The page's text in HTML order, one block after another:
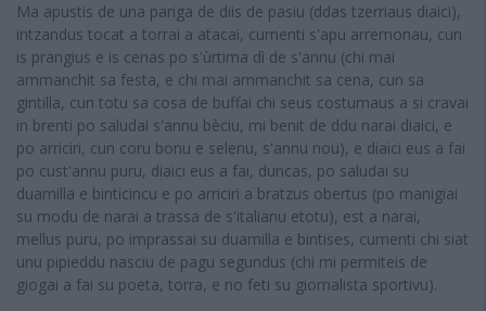
Ma apustis de una pariga de diis de pasiu (ddas tzerriaus diaici),
intzandus tocat a torrai a atacai, cumenti s'apu arremonau, cun
is prangius e is cenas po s'ùrtima dì de s'annu (chi mai
ammanchit sa festa, e chi mai ammanchit sa cena, cun sa
gintilla, cun totu sa cosa de buffai chi seus costumaus a si cravai
in brenti po saludai s'annu bèciu, mi benit de ddu narai diaici, e
po arriciri, cun coru bonu e selenu, s'annu nou), e diaici eus a fai
po cust'annu puru, diaici eus a fai, duncas, po saludai su
duamilla e binticincu e po arriciri a bratzus obertus (po manigiai
su modu de narai a trassa de s'italianu etotu), est a narai,
mellus puru, po imprassai su duamilla e bintises, cumenti chi siat
unu pipieddu nasciu de pagu segundus (chi mi permiteis de
giogai a fai su poeta, torra, e no feti su giornalista sportivu).